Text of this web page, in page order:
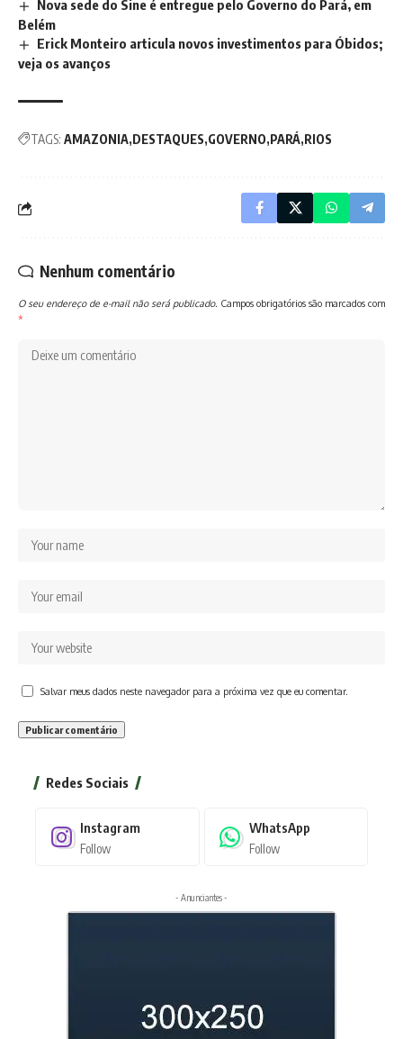
Nova sede do Sine é entregue pelo Governo do Pará, em
Belém
Erick Monteiro articula novos investimentos para Óbidos;
veja os avanços
TAGS: AMAZONIA DESTAQUES GOVERNO PARÁ RIOS
Nenhum comentário
O seu endereço de e-mail não será publicado. Campos obrigatórios são marcados com
*
Salvar meus dados neste navegador para a próxima vez que eu comentar.
Redes Sociais
Instagram
Follow
WhatsApp
Follow
- Anunciantes -